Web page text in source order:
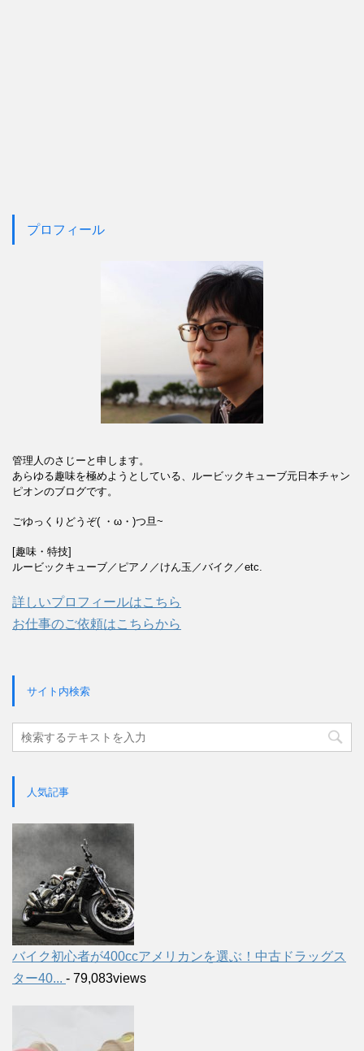
プロフィール
管理人のさじーと申します。
あらゆる趣味を極めようとしている、ルービックキューブ元日本チャン
ピオンのブログです。
ごゆっくりどうぞ( ・ω・)つ旦~
[趣味・特技]
ルービックキューブ／ピアノ／けん玉／バイク／etc.
詳しいプロフィールはこちら
お仕事のご依頼はこちらから
サイト内検索
人気記事
バイク初心者が400ccアメリカンを選ぶ！中古ドラッグス
ター40... - 79,083views